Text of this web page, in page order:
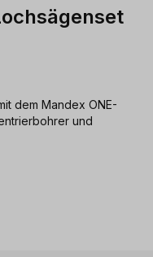
dem Mandex ONE-
und